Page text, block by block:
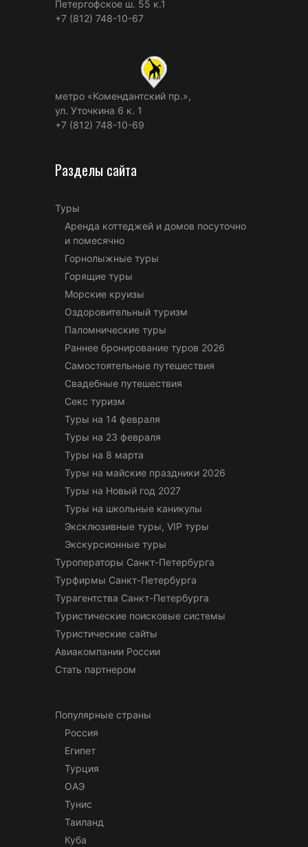
Петергофское ш. 55 к.1
+7 (812) 748-10-67
метро «Комендантский пр.»,
ул. Уточкина 6 к. 1
+7 (812) 748-10-69
Разделы сайта
Туры
Аренда коттеджей и домов посуточно
и помесячно
Горнолыжные туры
Горящие туры
Морские круизы
Оздоровительный туризм
Паломнические туры
Раннее бронирование туров 2026
Самостоятельные путешествия
Свадебные путешествия
Секс туризм
Туры на 14 февраля
Туры на 23 февраля
Туры на 8 марта
Туры на майские праздники 2026
Туры на Новый год 2027
Туры на школьные каникулы
Эксклюзивные туры, VIP туры
Экскурсионные туры
Туроператоры Санкт-Петербурга
Турфирмы Санкт-Петербурга
Турагентства Санкт-Петербурга
Туристические поисковые системы
Туристические сайты
Авиакомпании России
Стать партнером
Популярные страны
Россия
Египет
Турция
ОАЭ
Тунис
Таиланд
Куба